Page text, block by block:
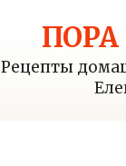
ПОРА
Рецепты